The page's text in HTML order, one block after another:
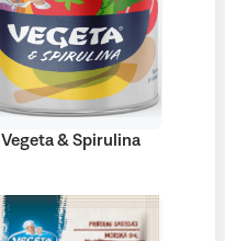
Vegeta & Spirulina